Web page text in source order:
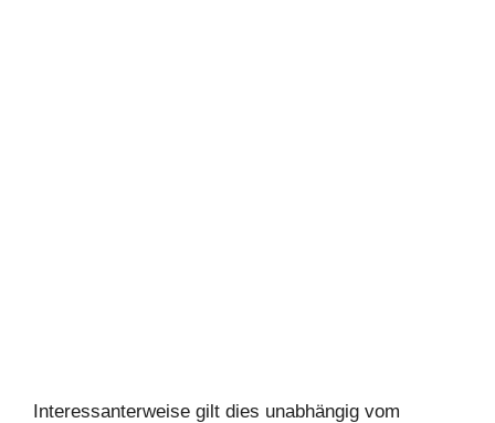
Interessanterweise gilt dies unabhängig vom